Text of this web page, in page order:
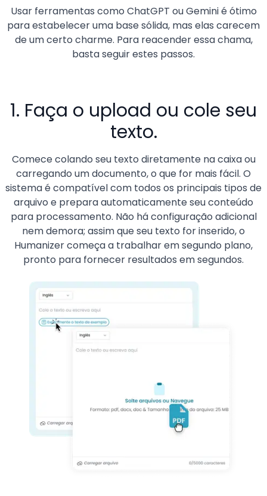
Usar ferramentas como ChatGPT ou Gemini é ótimo
para estabelecer uma base sólida, mas elas carecem
de um certo charme. Para reacender essa chama,
basta seguir estes passos.
1. Faça o upload ou cole seu
texto.
Comece colando seu texto diretamente na caixa ou
carregando um documento, o que for mais fácil. O
sistema é compatível com todos os principais tipos de
arquivo e prepara automaticamente seu conteúdo
para processamento. Não há configuração adicional
nem demora; assim que seu texto for inserido, o
Humanizer começa a trabalhar em segundo plano,
pronto para fornecer resultados em segundos.